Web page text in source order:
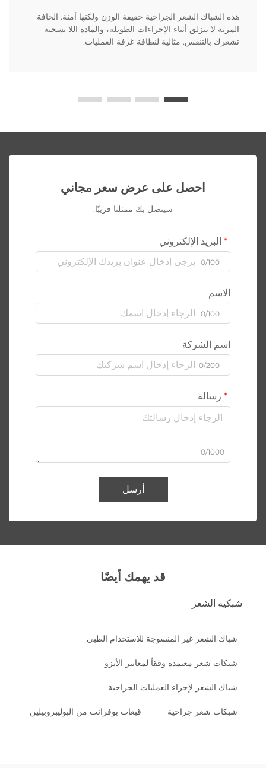
هذه الشباك الشعر الجراحية خفيفة الوزن ولكنها آمنة. الحافة
المرنة لا تنزلق أثناء الإجراءات الطويلة، والمادة اللا نسجية
تشعرك بالتنفس. مثالية لنظافة غرفة العمليات.
احصل على عرض سعر مجاني
سيتصل بك ممثلنا قريبًا.
البريد الإلكتروني
0/100
الاسم
0/100
اسم الشركة
0/200
رسالة
0/1000
أرسل
قد يهمك أيضًا
شبكية الشعر
شباك الشعر غير المنسوجة للاستخدام الطبي
شبكات شعر معتمدة وفقاً لمعايير الأيزو
شباك الشعر لإجراء العمليات الجراحية
شبكات شعر جراحية قبعات بوفرانت من البوليبروبيلين